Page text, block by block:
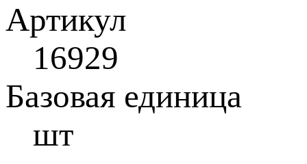
Артикул
16929
Базовая единица
шт